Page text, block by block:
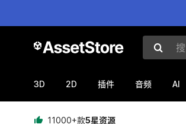
搜索资源
3D 2D 插件 音频 AI
11000+款5星资源